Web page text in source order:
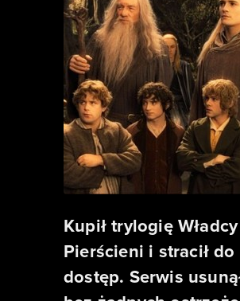
Kupił trylogię Władcy
Pierścieni i stracił
dostęp. Serwis